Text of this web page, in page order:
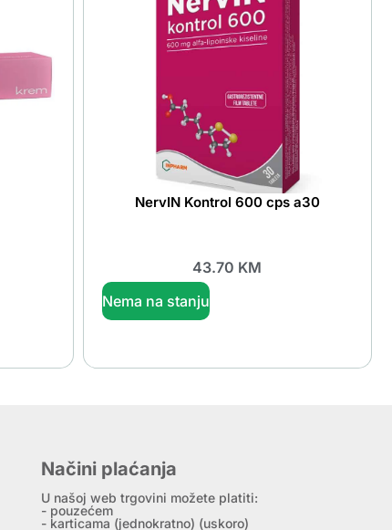
NervIN Kontrol 600 cps a30
43.70 KM
Nema na stanju
Načini plaćanja
U našoj web trgovini možete platiti:
- pouzećem
- karticama (jednokratno) (uskoro)